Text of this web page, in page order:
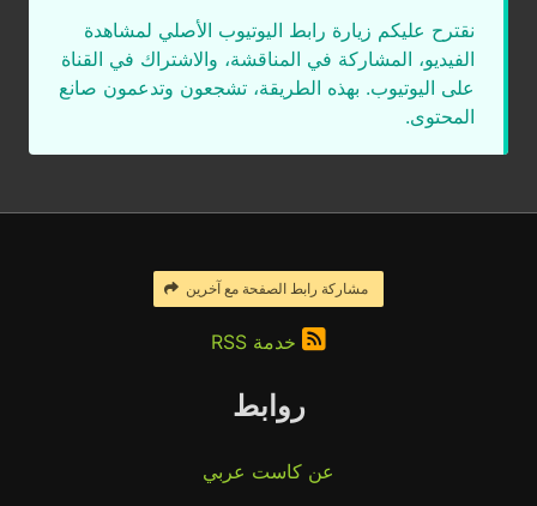
نقترح عليكم زيارة رابط اليوتيوب الأصلي لمشاهدة
الفيديو، المشاركة في المناقشة، والاشتراك في القناة
على اليوتيوب. بهذه الطريقة، تشجعون وتدعمون صانع
المحتوى.
مشاركة رابط الصفحة مع آخرين
خدمة RSS
روابط
عن كاست عربي